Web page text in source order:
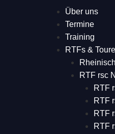
Über uns
Termine
Training
RTFs &
RTF rsc
RTF
RTF
RTF
RTF